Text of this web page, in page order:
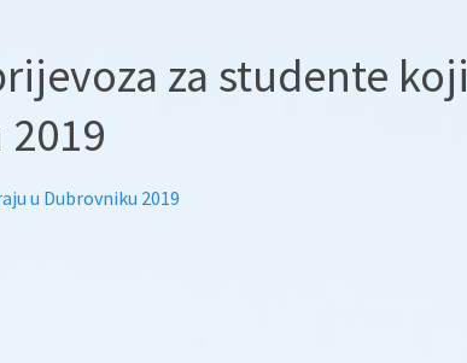
za studente koji
u Dubrovniku 2019